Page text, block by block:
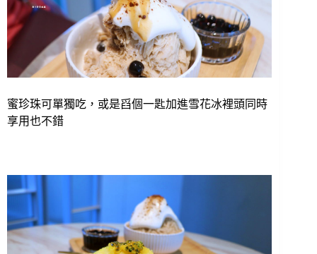
蜜珍珠可單獨吃，或是舀個一匙加進雪花冰裡頭同時
享用也不錯